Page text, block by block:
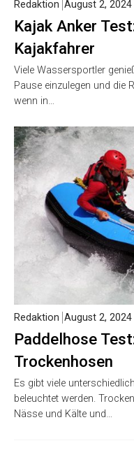
Kajak Anker
Kajakfahrer
Redaktion August 2, 2024
Viele Wassersportler
Pause einzulegen und die
wenn in…
Paddelhose
Trockenhosen
Redaktion August 2, 2024
Es gibt viele
beleuchtet werden.
Nässe und Kälte und…